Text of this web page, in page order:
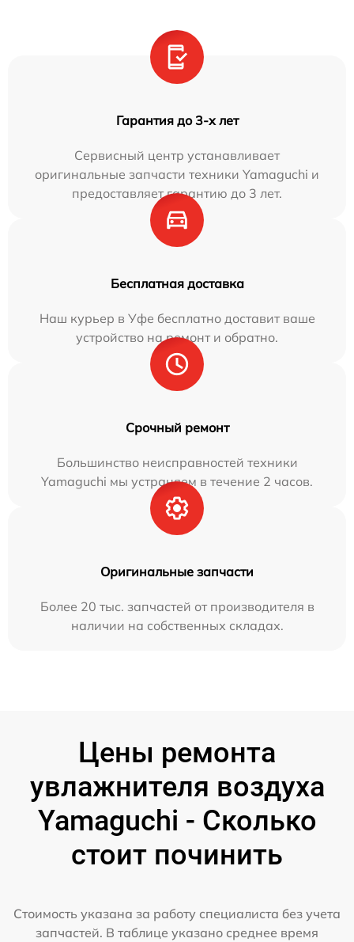
Гарантия до 3-х лет
Сервисный центр устанавливает
оригинальные запчасти техники Yamaguchi и
предоставляет гарантию до 3 лет.
Бесплатная доставка
Наш курьер в Уфе бесплатно доставит ваше
устройство на ремонт и обратно.
Срочный ремонт
Большинство неисправностей техники
Yamaguchi мы устраняем в течение 2 часов.
Оригинальные запчасти
Более 20 тыс. запчастей от производителя в
наличии на собственных складах.
Цены ремонта
увлажнителя воздуха
Yamaguchi - Сколько
стоит починить
Стоимость указана за работу специалиста без учета
запчастей. В таблице указано среднее время